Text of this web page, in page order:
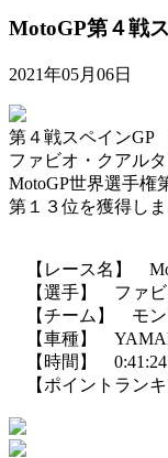
MotoGP第４戦
2021年05月06日
第４戦スペイン
ファビオ・クアル
MotoGP世界選手権
第１３位を獲得しま
【レース名】
【選手】 ファビ
【チーム】 モン
【車種】
【時間】
【ポイントラン